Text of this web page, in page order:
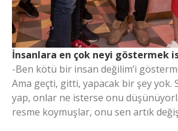
İnsanlara en çok neyi göstermek
-Ben kötü bir insan değilim’i
Ama geçti, gitti, yapacak bir şey yok.
yap, onlar ne isterse onu
resme koymuşlar, onu sen artık